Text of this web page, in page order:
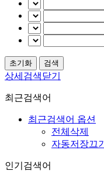
상세검색닫기
최근검색어
최근검색어 옵션
전체삭제
자동저장끄기
인기검색어